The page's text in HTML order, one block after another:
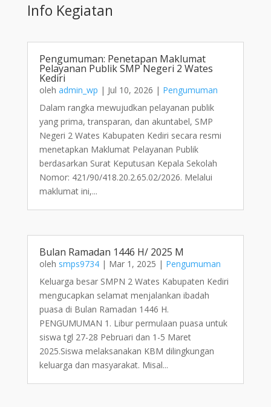
Info Kegiatan
Pengumuman: Penetapan Maklumat
Pelayanan Publik SMP Negeri 2 Wates
Kediri
oleh admin_wp | Jul 10, 2026 | Pengumuman
Dalam rangka mewujudkan pelayanan publik
yang prima, transparan, dan akuntabel, SMP
Negeri 2 Wates Kabupaten Kediri secara resmi
menetapkan Maklumat Pelayanan Publik
berdasarkan Surat Keputusan Kepala Sekolah
Nomor: 421/90/418.20.2.65.02/2026. Melalui
maklumat ini,...
Bulan Ramadan 1446 H/ 2025 M
oleh smps9734| Mar 1, 2025 | Pengumuman
Keluarga besar SMPN 2 Wates Kabupaten Kediri
mengucapkan selamat menjalankan ibadah
puasa di Bulan Ramadan 1446 H.
PENGUMUMAN 1. Libur permulaan puasa untuk
siswa tgl 27-28 Pebruari dan 1-5 Maret
2025.Siswa melaksanakan KBM dilingkungan
keluarga dan masyarakat. Misal...